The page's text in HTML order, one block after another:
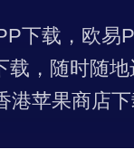
下载，欧易
，随时随地
港苹果商店